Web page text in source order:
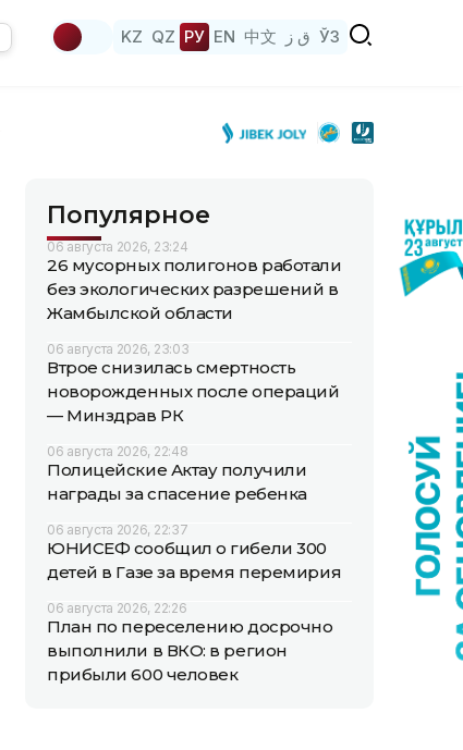
KZ QZ РУ EN 中文 ق ز ЎЗ
Популярное
06 августа 2026, 23:24
26 мусорных полигонов работали
без экологических разрешений в
Жамбылской области
06 августа 2026, 23:03
Втрое снизилась смертность
новорожденных после операций
— Минздрав РК
06 августа 2026, 22:48
Полицейские Актау получили
награды за спасение ребенка
06 августа 2026, 22:37
ЮНИСЕФ сообщил о гибели 300
детей в Газе за время перемирия
06 августа 2026, 22:26
План по переселению досрочно
выполнили в ВКО: в регион
прибыли 600 человек